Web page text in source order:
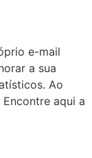
e-mail
a sua
Ao
aqui a